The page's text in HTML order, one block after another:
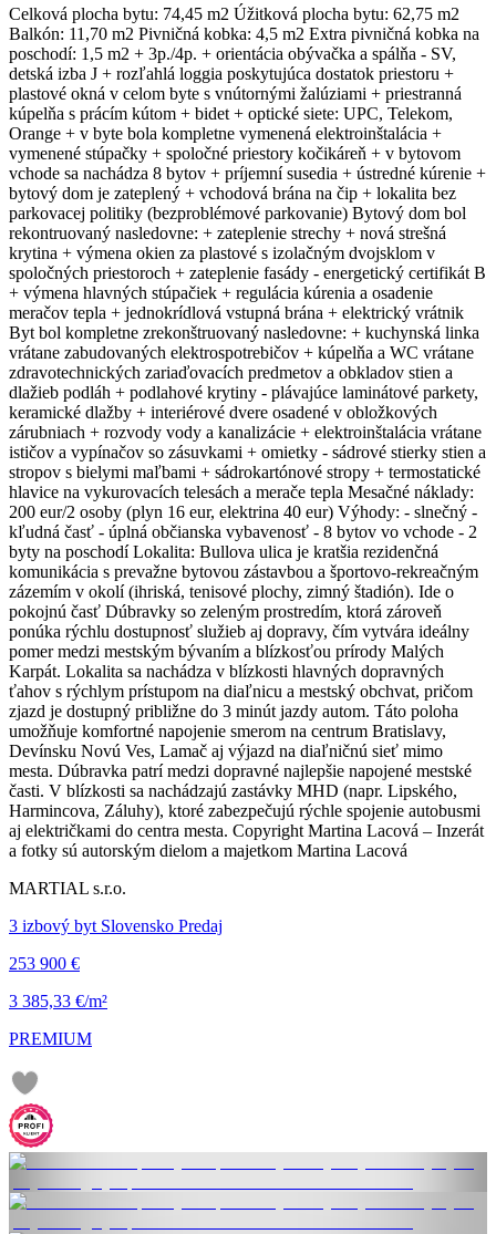
Celková plocha bytu: 74,45 m2 Úžitková plocha bytu: 62,75 m2
Balkón: 11,70 m2 Pivničná kobka: 4,5 m2 Extra pivničná kobka na
poschodí: 1,5 m2 + 3p./4p. + orientácia obývačka a spálňa - SV,
detská izba J + rozľahlá loggia poskytujúca dostatok priestoru +
plastové okná v celom byte s vnútornými žalúziami + priestranná
kúpelňa s prácím kútom + bidet + optické siete: UPC, Telekom,
Orange + v byte bola kompletne vymenená elektroinštalácia +
vymenené stúpačky + spoločné priestory kočikáreň + v bytovom
vchode sa nachádza 8 bytov + príjemní susedia + ústredné kúrenie +
bytový dom je zateplený + vchodová brána na čip + lokalita bez
parkovacej politiky (bezproblémové parkovanie) Bytový dom bol
rekontruovaný nasledovne: + zateplenie strechy + nová strešná
krytina + výmena okien za plastové s izolačným dvojsklom v
spoločných priestoroch + zateplenie fasády - energetický certifikát B
+ výmena hlavných stúpačiek + regulácia kúrenia a osadenie
meračov tepla + jednokrídlová vstupná brána + elektrický vrátnik
Byt bol kompletne zrekonštruovaný nasledovne: + kuchynská linka
vrátane zabudovaných elektrospotrebičov + kúpelňa a WC vrátane
zdravotechnických zariaďovacích predmetov a obkladov stien a
dlažieb podláh + podlahové krytiny - plávajúce laminátové parkety,
keramické dlažby + interiérové dvere osadené v obložkových
zárubniach + rozvody vody a kanalizácie + elektroinštalácia vrátane
ističov a vypínačov so zásuvkami + omietky - sádrové stierky stien a
stropov s bielymi maľbami + sádrokartónové stropy + termostatické
hlavice na vykurovacích telesách a merače tepla Mesačné náklady:
200 eur/2 osoby (plyn 16 eur, elektrina 40 eur) Výhody: - slnečný -
kľudná časť - úplná občianska vybavenosť - 8 bytov vo vchode - 2
byty na poschodí Lokalita: Bullova ulica je kratšia rezidenčná
komunikácia s prevažne bytovou zástavbou a športovo-rekreačným
zázemím v okolí (ihriská, tenisové plochy, zimný štadión). Ide o
pokojnú časť Dúbravky so zeleným prostredím, ktorá zároveň
ponúka rýchlu dostupnosť služieb aj dopravy, čím vytvára ideálny
pomer medzi mestským bývaním a blízkosťou prírody Malých
Karpát. Lokalita sa nachádza v blízkosti hlavných dopravných
ťahov s rýchlym prístupom na diaľnicu a mestský obchvat, pričom
zjazd je dostupný približne do 3 minút jazdy autom. Táto poloha
umožňuje komfortné napojenie smerom na centrum Bratislavy,
Devínsku Novú Ves, Lamač aj výjazd na diaľničnú sieť mimo
mesta. Dúbravka patrí medzi dopravné najlepšie napojené mestské
časti. V blízkosti sa nachádzajú zastávky MHD (napr. Lipského,
Harmincova, Záluhy), ktoré zabezpečujú rýchle spojenie autobusmi
aj električkami do centra mesta. Copyright Martina Lacová – Inzerát
a fotky sú autorským dielom a majetkom Martina Lacová
MARTIAL s.r.o.
3 izbový byt Slovensko Predaj
253 900 €
3 385,33 €/m²
PREMIUM